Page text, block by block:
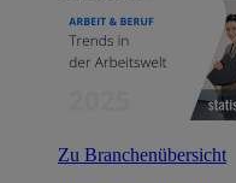
Zu Branchenübersicht